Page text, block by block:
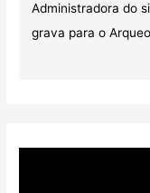
Administradora do
grava para o